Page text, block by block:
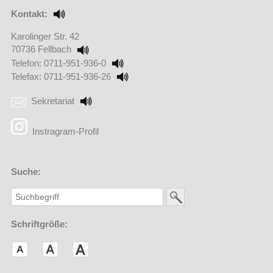
Kontakt:
Karolinger Str. 42
70736 Fellbach
Telefon: 0711-951-936-0
Telefax: 0711-951-936-26
Sekretariat
Instragram-Profil
Suche:
Schriftgröße: